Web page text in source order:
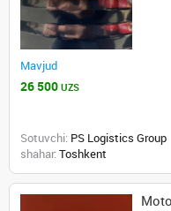
Mavjud
26 500 UZS
Sotuvchi: PS Logistics Group
shahar: Toshkent